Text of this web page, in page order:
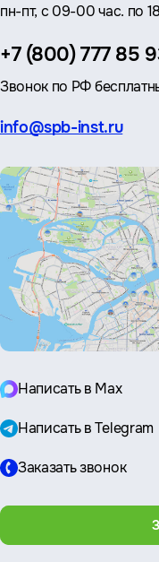
пн-пт, с 09-00 час. по
Телефон:
+7 (800) 777 85
Звонок по РФ
Эл.
info@spb-inst.ru
Написать в Max
Написать в Telegram
Заказать звонок